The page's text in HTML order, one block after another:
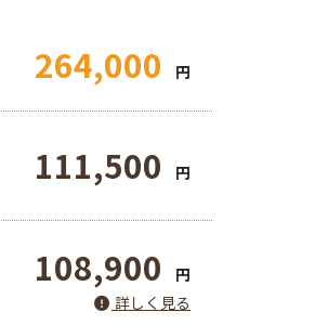
264,000 円
111,500 円
108,900
円
詳しく見る